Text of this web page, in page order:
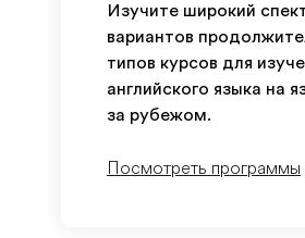
Изучите широкий
вариантов
типов курсов для
английского языка на
за рубежом.
Посмотреть программы